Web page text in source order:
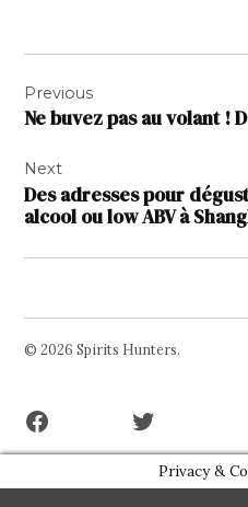
de
l’article
Previous
Ne buvez pas au volant !
Next
Des adresses pour
alcool ou low ABV à
© 2026 Spirits Hunters.
Privacy &